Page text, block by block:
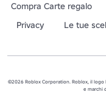
Compra Carte regalo
Privacy
Le tue
©2026 Roblox Corporation. Roblox, il
e marchi